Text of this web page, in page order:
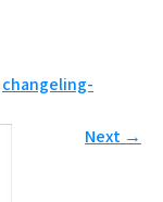
changeling-
Next →